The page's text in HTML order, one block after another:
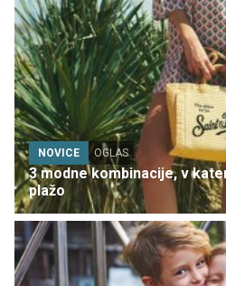
NOVICE OGLAS
3 modne kombinacije, v
plažo